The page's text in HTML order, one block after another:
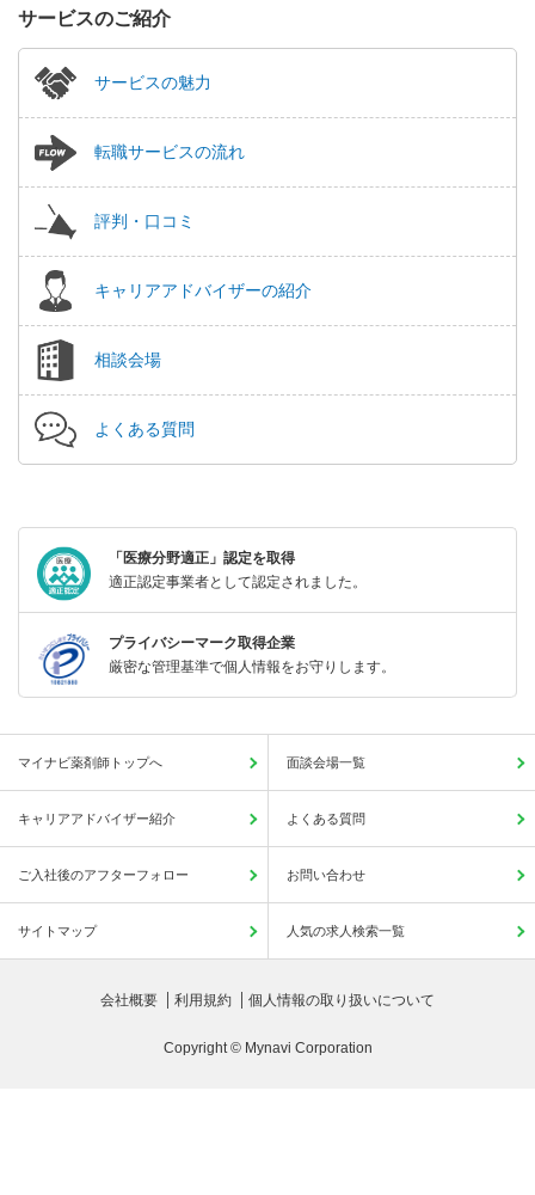
サービスのご紹介
サービスの魅力
転職サービスの流れ
評判・口コミ
キャリアアドバイザーの紹介
相談会場
よくある質問
「医療分野適正」認定を取得
適正認定事業者として認定されました。
プライバシーマーク取得企業
厳密な管理基準で個人情報をお守りします。
マイナビ薬剤師トップへ 面談会場一覧
キャリアアドバイザー紹介 よくある質問
ご入社後のアフターフォロー お問い合わせ
サイトマップ 人気の求人検索一覧
会社概要 利用規約 個人情報の取り扱いについて
Copyright © Mynavi Corporation